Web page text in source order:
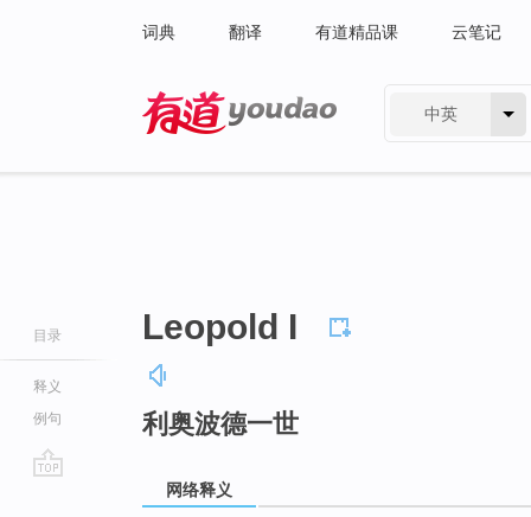
词典 翻译 有道精品课 云笔记
中英
目录
释义
例句
Leopold I
利奥波德一世
网络释义